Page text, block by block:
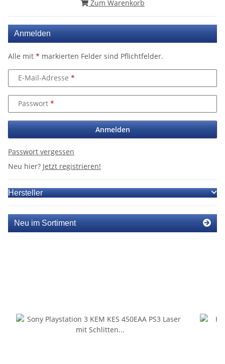
Zum Warenkorb
Anmelden
Alle mit * markierten Felder sind Pflichtfelder.
E-Mail-Adresse
Passwort
Anmelden
Passwort vergessen
Neu hier? Jetzt registrieren!
Hersteller
Neu im Sortiment